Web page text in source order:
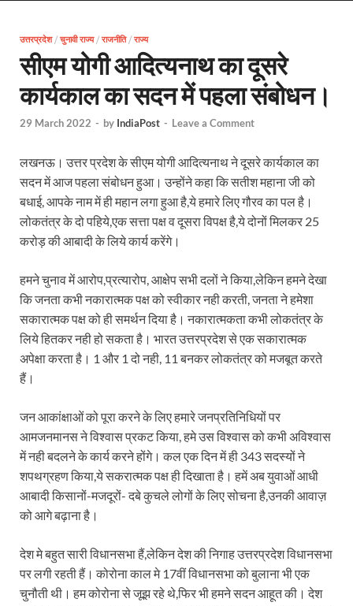
UP Kanwar Yatra: कांवड़ यात्रा से पहले सभी धार्मिक
Bharat Tex 2026: टेक्सटाइल निवेश के प्रमुख गंतव्य के
Shri Ram Mandir: श्रीराम मंदिर चढ़ावा चोरी के
The Kshitij Show: द क्षितिज शो में पहुंचे जुयाल और
Lok Sanvardhan Parva: देहरादून में मुख्यमंत्री पुष्कर सिंह
West Bengal Rajya Sabha By-Election: चुनाव
Dr.Teejan Bai: विश्वविख्यात पंडवानी गायिका, पद्म
Khatipura Mega Coach Care Terminal: खातीपुरा में
Sundarpura Railway Station: खाटू श्याम जी के भक्तो
आ गई यूपी बीजेपी संगठन की लिस्ट, देखिए कौन-कौन है इस
Chhattisgarh UCC: छत्तीसगढ़ में UCC का खाका तैयार
राजमिस्त्री, किसान और शिक्षक परिवारों के बेटे यूपीएससी
संयुक्त निदेशक के एस चौहान ने मुख्यमंत्री को भेंट की अपनी
New haryana Industrial Policy: मुख्यमंत्री नायब सिंह
उत्तरप्रदेश/ चुनावी राज्य/ राजनीति/ राज्य
सीएम योगी आदित्यनाथ का दूसरे
कार्यकाल का सदन में पहला संबोधन।
29 March 2022 - by IndiaPost - Leave a Comment
लखनऊ। उत्तर प्रदेश के सीएम योगी आदित्यनाथ ने दूसरे कार्यकाल का
सदन में आज पहला संबोधन हुआ। उन्होंने कहा कि सतीश महाना जी को
बधाई, आपके नाम में ही महान लगा हुआ है,ये हमारे लिए गौरव का पल है।
लोकतंत्र के दो पहिये,एक सत्ता पक्ष व दूसरा विपक्ष है,ये दोनों मिलकर 25
करोड़ की आबादी के लिये कार्य करेंगे।
हमने चुनाव में आरोप,प्रत्यारोप, आक्षेप सभी दलों ने किया,लेकिन हमने देखा
कि जनता कभी नकारात्मक पक्ष को स्वीकार नही करती, जनता ने हमेशा
सकारात्मक पक्ष को ही समर्थन दिया है। नकारात्मकता कभी लोकतंत्र के
लिये हितकर नही हो सकता है। भारत उत्तरप्रदेश से एक सकारात्मक
अपेक्षा करता है। 1 और 1 दो नही, 11 बनकर लोकतंत्र को मजबूत करते
हैं।
जन आकांक्षाओं को पूरा करने के लिए हमारे जनप्रतिनिधियों पर
आमजनमानस ने विश्वास प्रकट किया, हमे उस विश्वास को कभी अविश्वास
में नही बदलने के कार्य करने होंगे। कल एक दिन में ही 343 सदस्यों ने
शपथग्रहण किया,ये सकरात्मक पक्ष ही दिखाता है। हमें अब युवाओं आधी
आबादी किसानों-मजदूरों- दबे कुचले लोगों के लिए सोचना है,उनकी आवाज़
को आगे बढ़ाना है।
देश मे बहुत सारी विधानसभा हैं,लेकिन देश की निगाह उत्तरप्रदेश विधानसभा
पर लगी रहती हैं। कोरोना काल मे 17वीं विधानसभा को बुलाना भी एक
चुनौती थी। हम कोरोना से जूझ रहे थे,फिर भी हमने सदन आहूत की। देश